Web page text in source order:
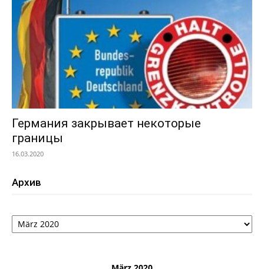
Германия закрывает некоторые
границы
16.03.2020
Архив
Архив